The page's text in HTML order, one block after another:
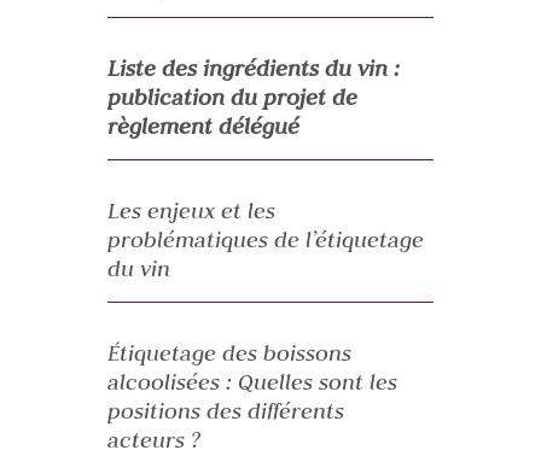
Liste des ingrédients du vin :
publication du projet de
règlement délégué
Les enjeux et les
problématiques de l’étiquetage
du vin
Étiquetage des boissons
alcoolisées : Quelles sont les
positions des différents
acteurs ?